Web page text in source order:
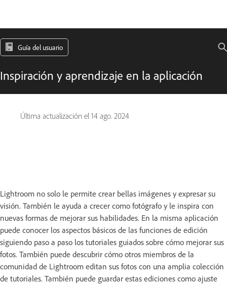
Guía del usuario
Inspiración y aprendizaje en la aplicación
Última actualización el 14 ago. 2024
Lightroom no solo le permite crear bellas imágenes y expresar su
visión. También le ayuda a crecer como fotógrafo y le inspira con
nuevas formas de mejorar sus habilidades. En la misma aplicación
puede conocer los aspectos básicos de las funciones de edición
siguiendo paso a paso los tutoriales guiados sobre cómo mejorar sus
fotos. También puede descubrir cómo otros miembros de la
comunidad de Lightroom editan sus fotos con una amplia colección
de tutoriales. También puede guardar estas ediciones como ajuste